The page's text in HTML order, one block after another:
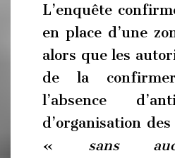
L’enquête
en place d’une
alors que les
de la
l’absence
d’organisation
« sans